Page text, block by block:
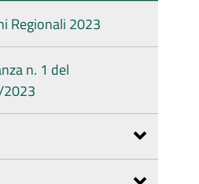
Regionali 2023
n. 1 del